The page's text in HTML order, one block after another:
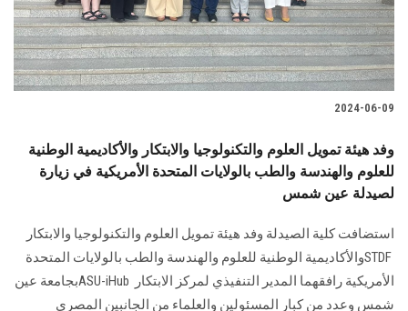
2024-06-09
وفد هيئة تمويل العلوم والتكنولوجيا والابتكار والأكاديمية الوطنية
للعلوم والهندسة والطب بالولايات المتحدة الأمريكية في زيارة
لصيدلة عين شمس
STDF ‎والأكاديمية الوطنية للعلوم والهندسة والطب بالولايات المتحدة
الأمريكية رافقهما ‏المدير التنفيذي لمركز الابتكار ASU-iHub ‎بجامعة عين
شمس وعدد من كبار ‏المسئولين والعلماء من الجانبين المصري